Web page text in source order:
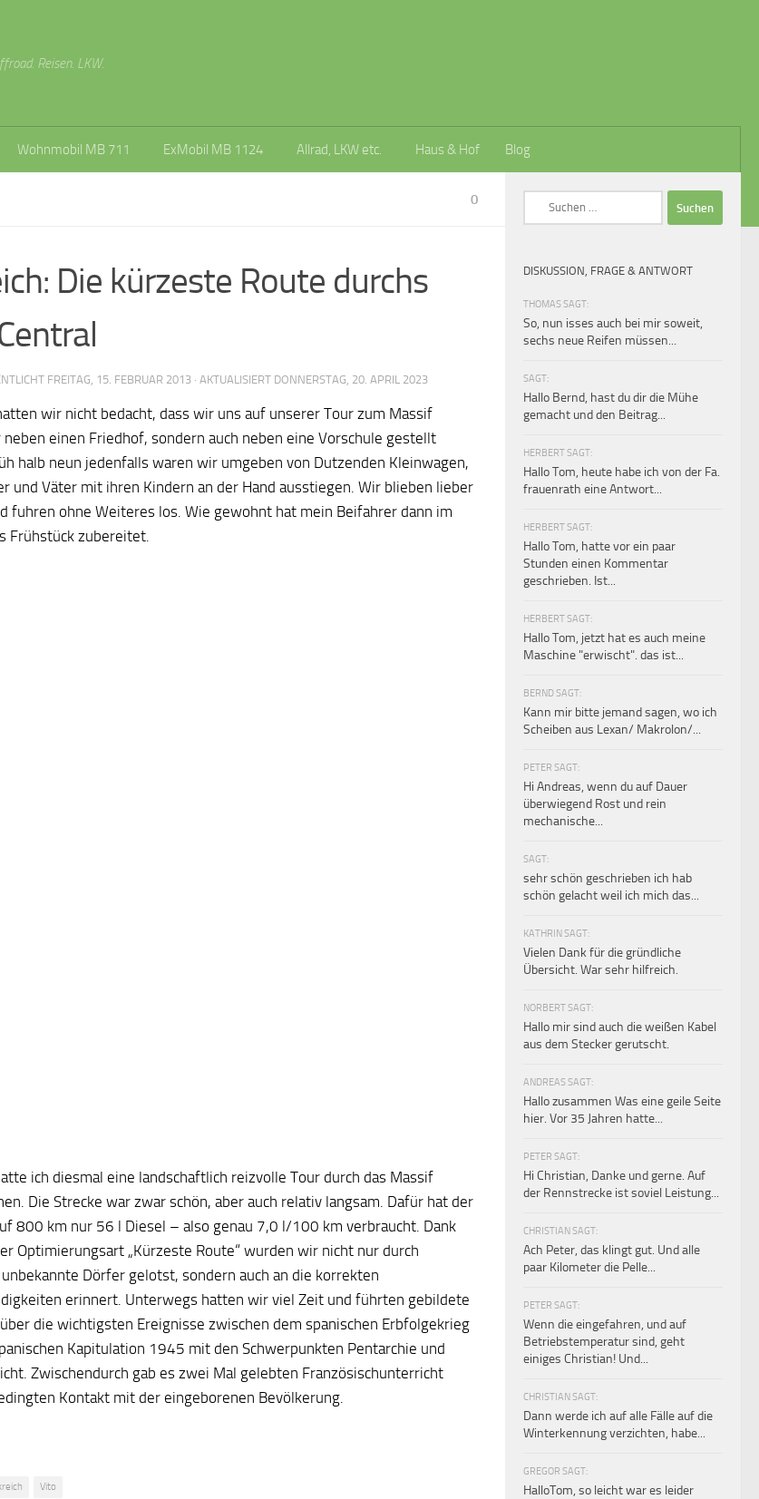
Reisen. LKW.
Wohnmobil MB 711 ExMobil MB 1124 Allrad, LKW etc. Haus & Hof Blog
0
Die kürzeste Route durchs
FREITAG, 15. FEBRUAR 2013 · AKTUALISIERT DONNERSTAG, 20. APRIL 2023
wir nicht bedacht, dass wir uns auf unserer Tour zum Massif
neben einen Friedhof, sondern auch neben eine Vorschule gestellt
halb neun jedenfalls waren wir umgeben von Dutzenden Kleinwagen,
und Väter mit ihren Kindern an der Hand ausstiegen. Wir blieben lieber
fuhren ohne Weiteres los. Wie gewohnt hat mein Beifahrer dann im
Frühstück zubereitet.
ich diesmal eine landschaftlich reizvolle Tour durch das Massif
Die Strecke war zwar schön, aber auch relativ langsam. Dafür hat der
800 km nur 56 l Diesel – also genau 7,0 l/100 km verbraucht. Dank
Optimierungsart „Kürzeste Route“ wurden wir nicht nur durch
Dörfer gelotst, sondern auch an die korrekten
erinnert. Unterwegs hatten wir viel Zeit und führten gebildete
die wichtigsten Ereignisse zwischen dem spanischen Erbfolgekrieg
Kapitulation 1945 mit den Schwerpunkten Pentarchie und
Zwischendurch gab es zwei Mal gelebten Französischunterricht
Kontakt mit der eingeborenen Bevölkerung.
Vito
DISKUSSION, FRAGE & ANTWORT
THOMAS SAGT:
So, nun isses auch bei mir soweit,
sechs neue Reifen müssen...
SAGT:
Hallo Bernd, hast du dir die Mühe
gemacht und den Beitrag...
HERBERT SAGT:
Hallo Tom, heute habe ich von der Fa.
frauenrath eine Antwort...
HERBERT SAGT:
Hallo Tom, hatte vor ein paar
Stunden einen Kommentar
geschrieben. Ist...
HERBERT SAGT:
Hallo Tom, jetzt hat es auch meine
Maschine "erwischt". das ist...
BERND SAGT:
Kann mir bitte jemand sagen, wo ich
Scheiben aus Lexan/ Makrolon/...
PETER SAGT:
Hi Andreas, wenn du auf Dauer
überwiegend Rost und rein
mechanische...
SAGT:
sehr schön geschrieben ich hab
schön gelacht weil ich mich das...
KATHRIN SAGT:
Vielen Dank für die gründliche
Übersicht. War sehr hilfreich.
NORBERT SAGT:
Hallo mir sind auch die weißen Kabel
aus dem Stecker gerutscht.
ANDREAS SAGT:
Hallo zusammen Was eine geile Seite
hier. Vor 35 Jahren hatte...
PETER SAGT:
Hi Christian, Danke und gerne. Auf
der Rennstrecke ist soviel Leistung...
CHRISTIAN SAGT:
Ach Peter, das klingt gut. Und alle
paar Kilometer die Pelle...
PETER SAGT:
Wenn die eingefahren, und auf
Betriebstemperatur sind, geht
einiges Christian! Und...
CHRISTIAN SAGT:
Dann werde ich auf alle Fälle auf die
Winterkennung verzichten, habe...
GREGOR SAGT:
HalloTom, so leicht war es leider